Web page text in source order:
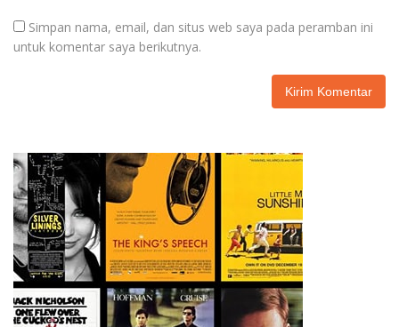
Simpan nama, email, dan situs web saya pada peramban ini
untuk komentar saya berikutnya.